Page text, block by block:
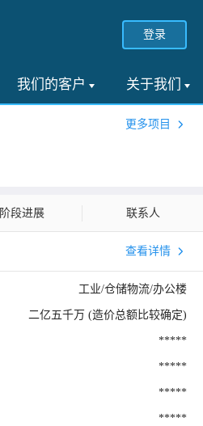
登录
我们的客户 关于我们
更多项目
阶段进展 联系人
查看详情
工业/仓储物流/办公楼
二亿五千万 (造价总额比较确定)
*****
*****
*****
*****